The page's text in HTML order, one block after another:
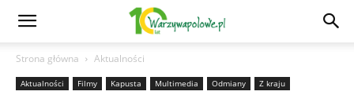
Strona główna Aktualności
Aktualności Filmy Kapusta Multimedia Odmiany Z kraju